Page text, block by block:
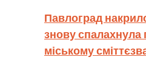
Павлоград
знову
міському